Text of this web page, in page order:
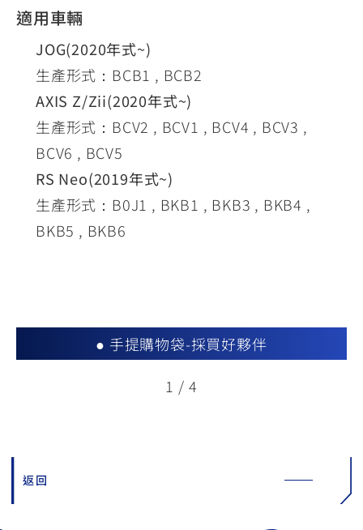
適用車輛
JOG(2020年式~)
生產形式：BCB1 , BCB2
AXIS Z/Zii(2020年式~)
生產形式：BCV2 , BCV1 , BCV4 , BCV3 ,
BCV6 , BCV5
RS Neo(2019年式~)
生產形式：B0J1 , BKB1 , BKB3 , BKB4 ,
BKB5 , BKB6
● 手提購物袋-採買好夥伴
1 / 4
返回